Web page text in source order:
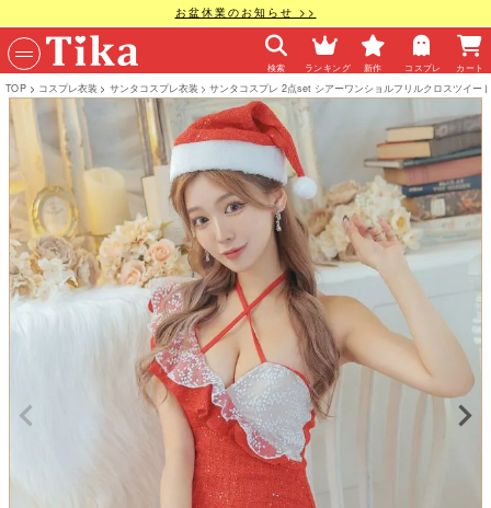
お盆休業のお知らせ >>
検索 ランキング 新作 コスプレ カート
TOP コスプレ衣装 サンタコスプレ衣装 サンタコスプレ 2点set シアーワンショルフリルクロスツイー